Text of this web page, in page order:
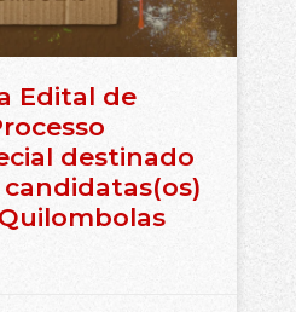
Edital de
destinado